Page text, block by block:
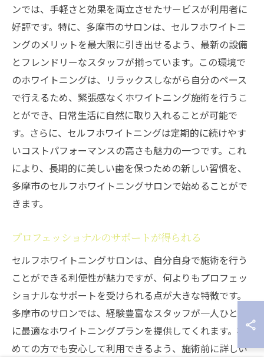
ンでは、手軽さと効果を両立させたサービスが利用者に
好評です。特に、多摩市のサロンは、セルフホワイトニ
ングのメリットを最大限に引き出せるよう、最新の設備
とフレンドリーなスタッフが揃っています。この環境で
のホワイトニングは、リラックスしながら自分のペース
で行えるため、緊張感なくホワイトニング施術を行うこ
とができ、日常生活に自然に取り入れることが可能で
す。さらに、セルフホワイトニングは定期的に続けやす
いコストパフォーマンスの高さも魅力の一つです。これ
により、長期的に美しい歯を保つための新しい習慣を、
多摩市のセルフホワイトニングサロンで始めることがで
きます。
プロフェッショナルのサポートが得られる
セルフホワイトニングサロンは、自分自身で施術を行う
ことができる利便性が魅力ですが、何よりもプロフェッ
ショナルなサポートを受けられる点が大きな特徴です。
多摩市のサロンでは、経験豊富なスタッフが一人ひとり
に最適なホワイトニングプランを提供してくれます。初
めての方でも安心して利用できるよう、施術前に詳しい